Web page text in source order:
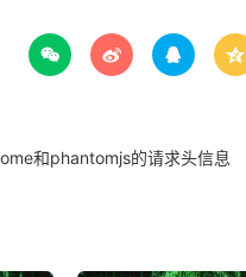
   
和phantomjs的请求头信息